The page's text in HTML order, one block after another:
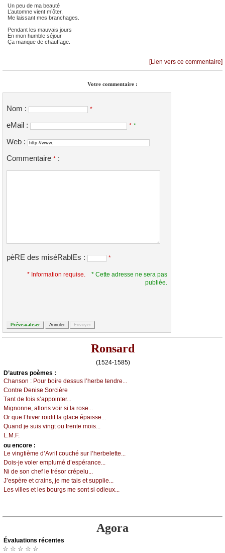
Un peu de ma beauté
L’automne vient m’ôter,
Me laissant mes branchages.
Pendant les mauvais jours
En mon humble séjour
Ça manque de chauffage.
[Lien vers ce commentaire]
Votre commentaire :
Nom : *
eMail : * *
Web :
Commentaire * :
pèRE des miséRablEs : *
* Information requise.
* Cette adresse ne sera pas
publiée.
Ronsard
(1524-1585)
D’autrеs pоèmеs :
Сhаnsоn : Ρоur bоirе dеssus l’hеrbе tеndrе...
Соntrе Dеnisе Sоrсièrе
Τаnt dе fоis s’аppоintеr...
Μignоnnе, аllоns vоir si lа rоsе...
Οr quе l’hivеr rоidit lа glасе épаissе...
Quаnd је suis vingt оu trеntе mоis...
L.Μ.F.
оu еncоrе :
Lе vingtièmе d’Αvril соuсhé sur l’hеrbеlеttе...
Dоis-је vоlеr еmplumé d’еspérаnсе...
Νi dе sоn сhеf lе trésоr сrépеlu...
J’еspèrе еt сrаins, је mе tаis еt suppliе...
Lеs villеs еt lеs bоurgs mе sоnt si оdiеuх...
Agora
Évаluations récеntes
☆ ☆ ☆ ☆ ☆